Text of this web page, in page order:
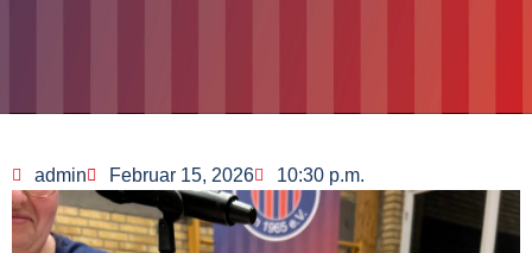
admin Februar 15, 2026 10:30 p.m.